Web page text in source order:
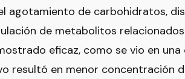
agotamiento de carbohidratos,
de metabolitos
eficaz, como se vio en
resultó en menor concentración